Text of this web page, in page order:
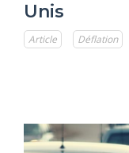
Unis
Article Déflation